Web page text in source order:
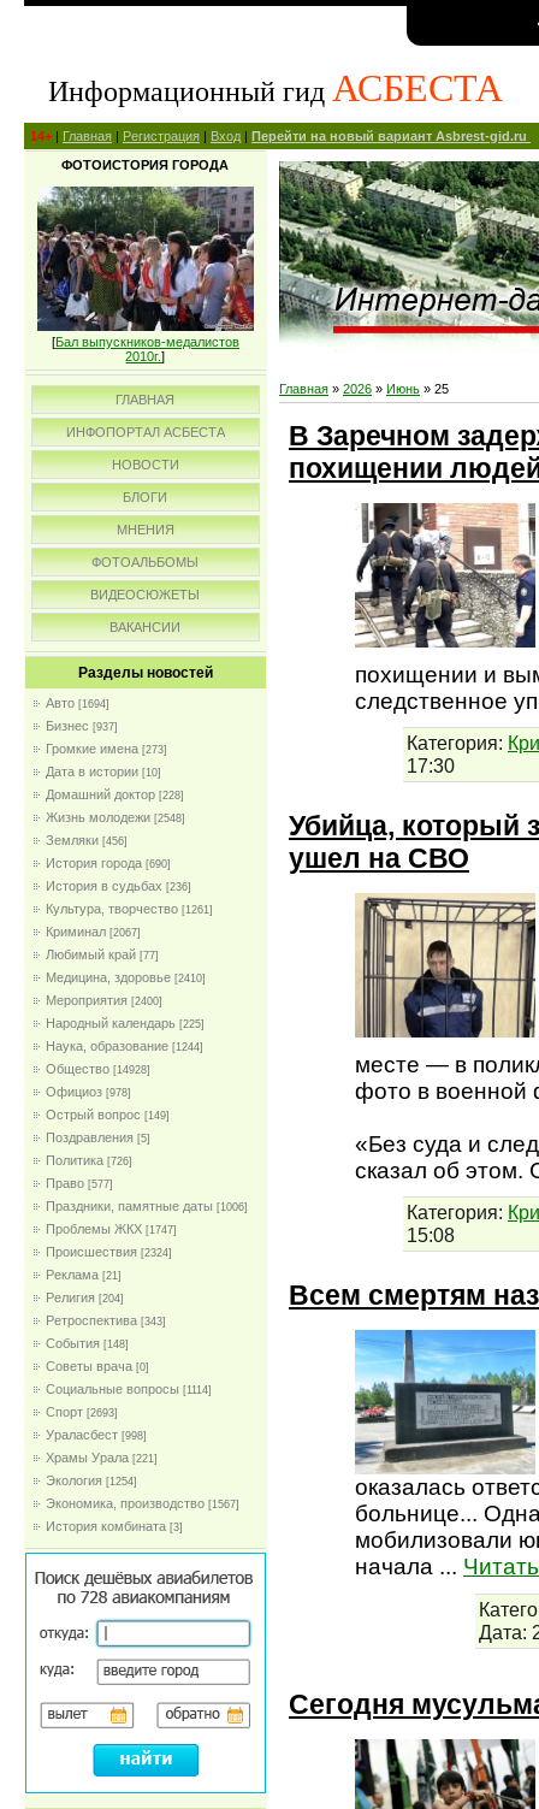
Информационный гид АСБЕСТА
14+ | Главная | Регистрация | Вход | Перейти на новый вариант Asbrest-gid.ru
ФОТОИСТОРИЯ ГОРОДА
[Бал выпускников-медалистов
2010г.]
ГЛАВНАЯ
ИНФОПОРТАЛ АСБЕСТА
НОВОСТИ
БЛОГИ
МНЕНИЯ
ФОТОАЛЬБОМЫ
ВИДЕОСЮЖЕТЫ
ВАКАНСИИ
Разделы новостей
Авто [1694]
Бизнес [937]
Громкие имена [273]
Дата в истории [10]
Домашний доктор [228]
Жизнь молодежи [2548]
Земляки [456]
История города [690]
История в судьбах [236]
Культура, творчество [1261]
Криминал [2067]
Любимый край [77]
Медицина, здоровье [2410]
Мероприятия [2400]
Народный календарь [225]
Наука, образование [1244]
Общество [14928]
Официоз [978]
Острый вопрос [149]
Поздравления [5]
Политика [726]
Право [577]
Праздники, памятные даты [1006]
Проблемы ЖКХ [1747]
Проиcшествия [2324]
Реклама [21]
Религия [204]
Ретроспектива [343]
События [148]
Советы врача [0]
Социальные вопросы [1114]
Спорт [2693]
Ураласбест [998]
Храмы Урала [221]
Экология [1254]
Экономика, производство [1567]
История комбината [3]
Главная » 2026 » Июнь » 25
В Заречном
похищении
похищении и
следственное
Категория:
17:30
Убийца, который
ушел на СВО
месте — в
фото в военной
«Без суда и
сказал об этом.
Категория:
15:08
Всем смертям
оказалась
больнице...
мобилизовали
начала ...
Дата:
Сегодня